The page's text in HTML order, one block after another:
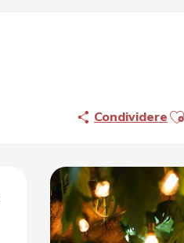
Condividere